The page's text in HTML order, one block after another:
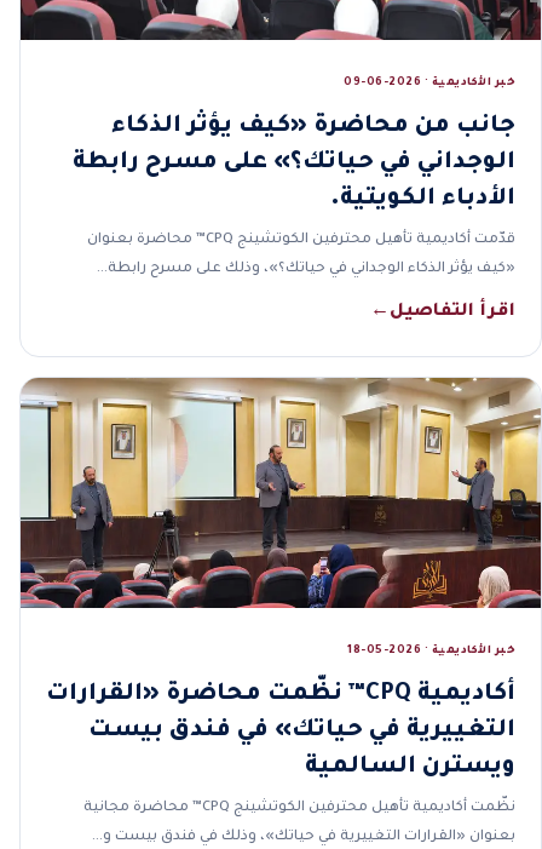
خبر الأكاديمية · 2026-06-09
جانب من محاضرة «كيف يؤثر الذكاء
الوجداني في حياتك؟» على مسرح رابطة
الأدباء الكويتية.
قدّمت أكاديمية تأهيل محترفين الكوتشينج CPQ™ محاضرة بعنوان
«كيف يؤثر الذكاء الوجداني في حياتك؟»، وذلك على مسرح رابطة…
اقرأ التفاصيل ←
خبر الأكاديمية · 2026-05-18
أكاديمية CPQ™ نظّمت محاضرة «القرارات
التغييرية في حياتك» في فندق بيست
ويسترن السالمية
نظّمت أكاديمية تأهيل محترفين الكوتشينج CPQ™ محاضرة مجانية
بعنوان «القرارات التغييرية في حياتك»، وذلك في فندق بيست و…